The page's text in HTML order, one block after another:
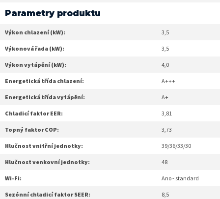
Parametry produktu
Výkon chlazení (kW): 3,5
Výkonová řada (kW): 3,5
Výkon vytápění (kW): 4,0
Energetická třída chlazení: A+++
Energetická třída vytápění: A+
Chladicí faktor EER: 3,81
Topný faktor COP: 3,73
Hlučnost vnitřní jednotky: 39/36/33/30
Hlučnost venkovní jednotky: 48
Wi-Fi: Ano - standard
Sezónní chladicí faktor SEER: 8,5